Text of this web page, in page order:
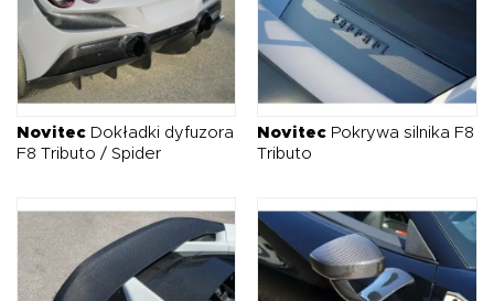
Novitec Dokładki dyfuzora
F8 Tributo / Spider
Novitec Pokrywa silnika F8
Tributo